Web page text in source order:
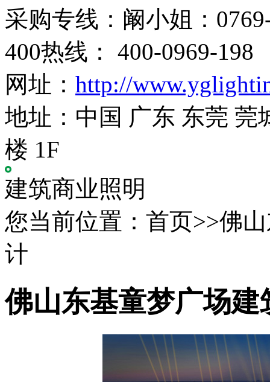
采购专线：阚小姐：
400热线： 400-0969-198
网址： http://
地址：中国 广东 东莞 莞
楼 1F
建筑商业照明
您当前位置：首页>>佛
计
佛山东基童梦广场